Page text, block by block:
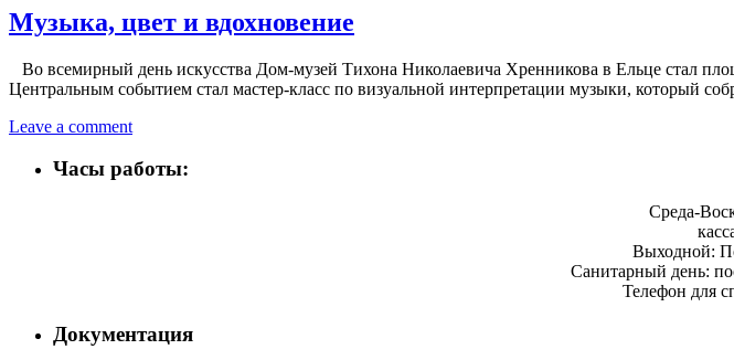
Музыка, цвет и вдохновение
Во всемирный день искусства Дом‑музей Тихона Николаевича Хренникова в Ельце стал
Центральным событием стал мастер‑класс по визуальной интерпретации музыки, который
Leave a comment
Часы работы:
Среда-
Выходной:
Санитарный день:
Телефон для
Документация